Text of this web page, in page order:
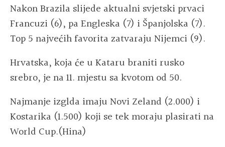
Nakon Brazila slijede aktualni svjetski prvaci
Francuzi (6), pa Engleska (7) i Španjolska (7).
Top 5 najvećih favorita zatvaraju Nijemci (9).
Hrvatska, koja će u Kataru braniti rusko
srebro, je na 11. mjestu sa kvotom od 50.
Najmanje izglda imaju Novi Zeland (2.000) i
Kostarika (1.500) koji se tek moraju plasirati na
World Cup.(Hina)